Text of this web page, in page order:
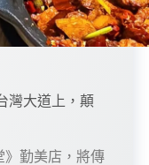
灣大道上，顛
》勤美店，將傳